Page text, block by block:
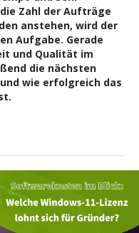
Zahl der Aufträge
anstehen, wird der
Aufgabe. Gerade
und Qualität im
die nächsten
wie erfolgreich das